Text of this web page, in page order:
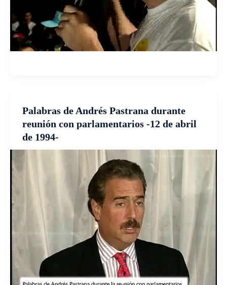
Palabras de Andrés Pastrana durante
reunión con parlamentarios -12 de abril
de 1994-